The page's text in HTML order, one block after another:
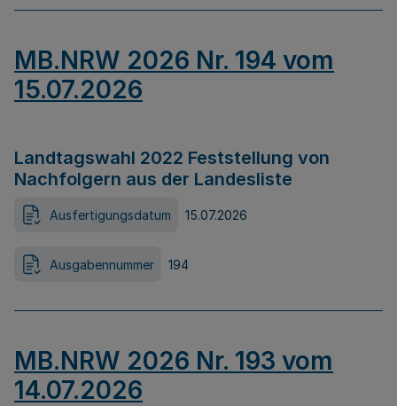
MB.NRW 2026 Nr. 194 vom
15.07.2026
Landtagswahl 2022 Feststellung von
Nachfolgern aus der Landesliste
Ausfertigungsdatum 15.07.2026
Ausgabennummer 194
MB.NRW 2026 Nr. 193 vom
14.07.2026